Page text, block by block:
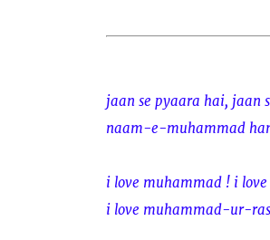
jaan se pyaara hai, jaan
naam-e-muhammad
i love muhammad ! i
i love muhammad-ur-